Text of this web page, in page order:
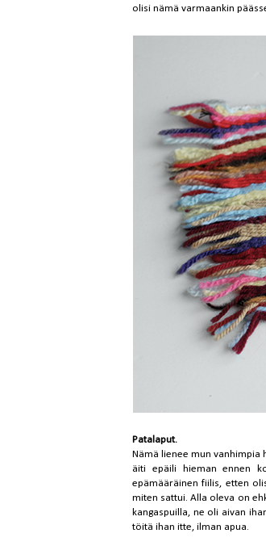
olisi nämä varmaankin
Patalaput.
Nämä lienee mun vanhimpia
äiti epäili hieman ennen
epämääräinen fiilis, etten
miten sattui. Alla oleva on
kangaspuilla, ne oli aivan
töitä ihan itte, ilman apua.